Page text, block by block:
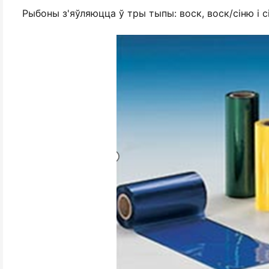
Рыбоны з'яўляюцца ў тры тыпы: воск, воск/сіню і